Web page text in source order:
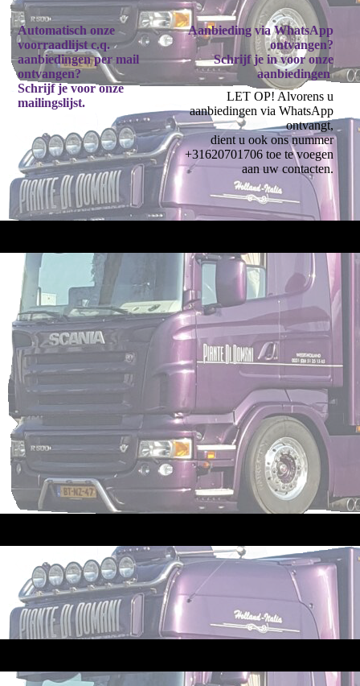
Automatisch onze
voorraadlijst c.q.
aanbiedingen per mail
ontvangen?
Schrijf je voor onze
mailingslijst.
Aanbieding via WhatsApp
ontvangen?
Schrijf je in voor onze
aanbiedingen
LET OP! Alvorens u
aanbiedingen via WhatsApp
ontvangt,
dient u ook ons nummer
+31620701706 toe te voegen
aan uw contacten.